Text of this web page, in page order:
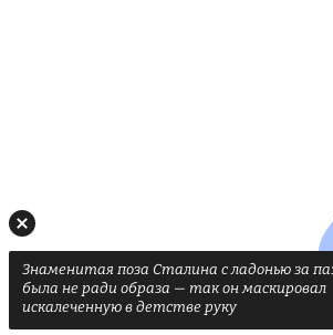
Знаменитая поза Сталина с ладонью за
была не ради образа — так он маскировал
искалеченную в детстве руку